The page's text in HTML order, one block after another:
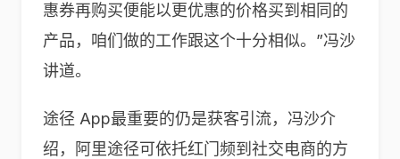
惠券再购买便能以更优惠的价格买到相同的
产品，咱们做的工作跟这个十分相似。”冯沙
讲道。
途径 App最重要的仍是获客引流，冯沙介
绍，阿里途径可依托红门频到社交电商的方